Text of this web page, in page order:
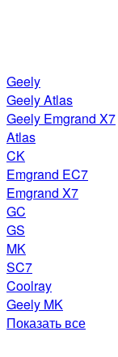
Geely
Geely Atlas
Geely Emgrand X7
Atlas
CK
Emgrand EC7
Emgrand X7
GC
GS
MK
SC7
Coolray
Geely MK
Показать все